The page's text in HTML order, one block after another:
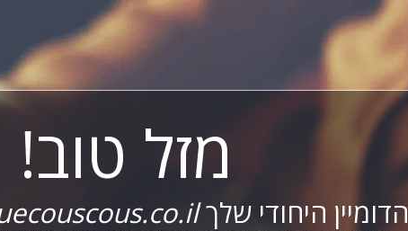
מזל טוב!
הדומיין היחודי שלך